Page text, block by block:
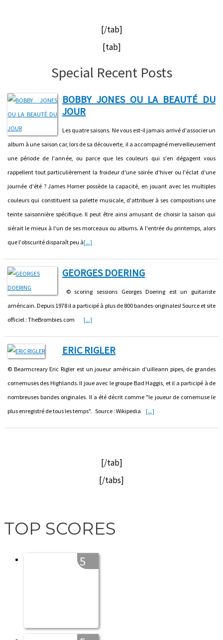
[/tab]
[tab]
Special Recent Posts
BOBBY JONES OU LA BEAUTÉ DU
JOUR
Les quatre saisons. Ne vous est-il jamais arrivé d'associer un
album à une saison car, lors de sa découverte, il a accompagné merveilleusement
une période de l'année, ou parce que les couleurs qui s'en dégagent vous
rappellent tout particulièrement la froideur d'une soirée d'hiver ou l'éclat d'une
journée d'été ? James Horner possède la capacité, en jouant avec les multiples
couleurs qui constituent sa palette musicale, d'attribuer à ses compositions une
teinte saisonnière spécifique. Il peut être ainsi amusant de choisir la saison qui
siérait le mieux à l'un de ses morceaux ou albums. A l'entrée du printemps, alors
que l'obscurité disparaît peu à[...]
GEORGES DOERING
© scoring sessions Georges Doering est un guitariste
américain. Depuis 1978 il a participé à plus de 800 bandes-originales! Source et site
officiel : TheBrombies.com [...]
ERIC RIGLER
© Bearmcreary Eric Rigler est un joueur américain d'uilleann pipes, de grandes
cornemuses des Highlands. Il joue avec le groupe Bad Haggis, et il a participé à de
nombreuses bandes originales. Il a été décrit comme "le joueur de cornemuse le
plus enregistré de tous les temps". Source : Wikipedia [...]
[/tab]
[/tabs]
TOP SCORES
5